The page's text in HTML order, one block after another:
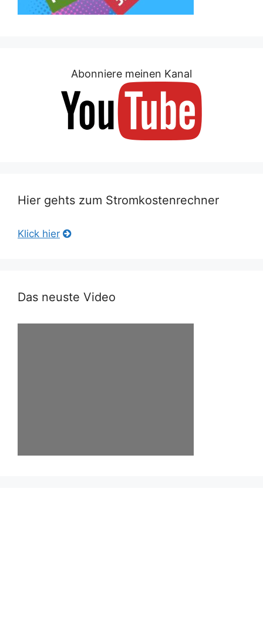
Abonniere meinen Kanal
Hier gehts zum Stromkostenrechner
Klick hier
Das neuste Video